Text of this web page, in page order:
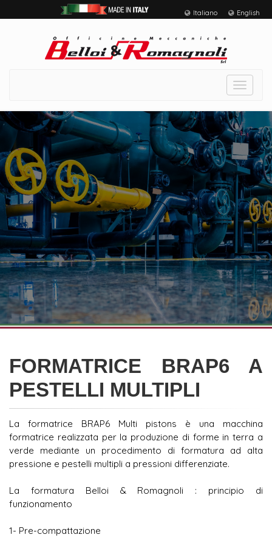
Italiano English
Toggle
FORMATRICE BRAP6 A
PESTELLI MULTIPLI
La formatrice BRAP6 Multi pistons è una macchina
formatrice realizzata per la produzione di forme in terra a
verde mediante un procedimento di formatura ad alta
pressione e pestelli multipli a pressioni differenziate.
La formatura Belloi & Romagnoli : principio di
funzionamento
1- Pre-compattazione